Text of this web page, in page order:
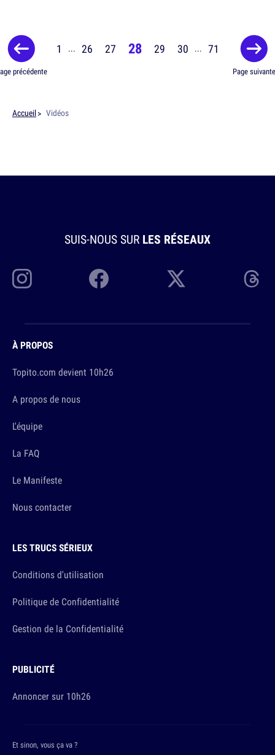
précédente
1 ... 26 27 28 29 30 ... 71
Page suivante
Accueil Vidéos
SUIS-NOUS SUR LES RÉSEAUX
À PROPOS
Topito.com devient 10h26
A propos de nous
L'équipe
La FAQ
Le Manifeste
Nous contacter
LES TRUCS SÉRIEUX
Conditions d'utilisation
Politique de Confidentialité
Gestion de la Confidentialité
PUBLICITÉ
Annoncer sur 10h26
Et sinon, vous ça va ?